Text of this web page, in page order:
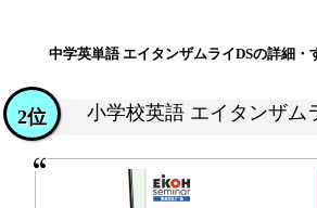
中学英単語 エイタンザムライDSの詳細・
小学校英語 エイタンザム
2位